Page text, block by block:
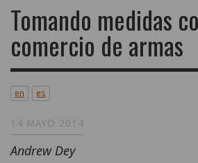
Tomando medidas
comercio de armas
en es
14 MAYO 2014
Andrew Dey